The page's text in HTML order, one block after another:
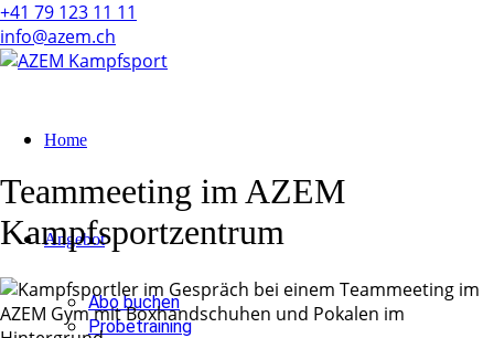
+41 79 123 11 11
info@azem.ch
Home
Angebot
Abo buchen
Probetraining
Teammeeting im AZEM
Kampfsportzentrum